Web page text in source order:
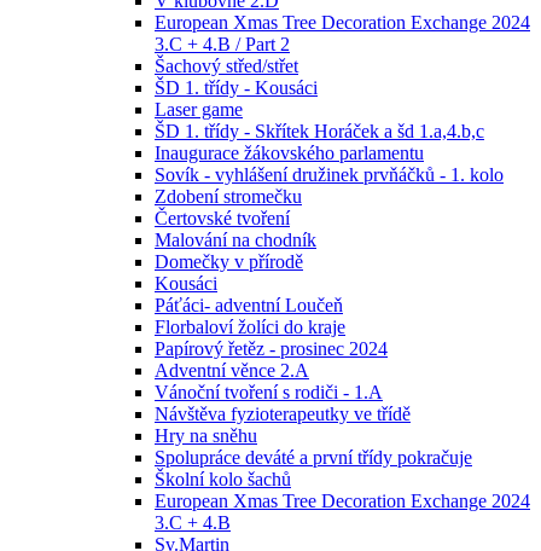
European Xmas Tree Decoration Exchange 2024
3.C + 4.B / Part 2
Šachový střed/střet
ŠD 1. třídy - Kousáci
Laser game
ŠD 1. třídy - Skřítek Horáček a šd 1.a,4.b,c
Inaugurace žákovského parlamentu
Sovík - vyhlášení družinek prvňáčků - 1. kolo
Zdobení stromečku
Čertovské tvoření
Malování na chodník
Domečky v přírodě
Kousáci
Páťáci- adventní Loučeň
Florbaloví žolíci do kraje
Papírový řetěz - prosinec 2024
Adventní věnce 2.A
Vánoční tvoření s rodiči - 1.A
Návštěva fyzioterapeutky ve třídě
Hry na sněhu
Spolupráce deváté a první třídy pokračuje
Školní kolo šachů
European Xmas Tree Decoration Exchange 2024
3.C + 4.B
Sv.Martin